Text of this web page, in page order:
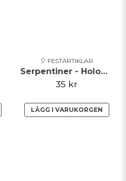
🎈 FESTARTIKLAR
Serpentiner - Holographic - Röd
35 kr
LÄGG I VARUKORGEN